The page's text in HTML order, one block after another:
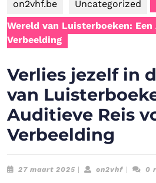
on2vhf.be Uncategorized
Wereld van Luisterboeken:
Verbeelding
Verlies jezelf in
van
Auditieve Reis
Verbeelding
27 maart 2025 27
on2vhfon2vhf
0